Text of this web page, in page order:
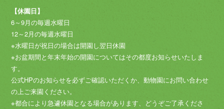
【休園日】
6～9月の毎週水曜日
12～2月の毎週水曜日
※水曜日が祝日の場合は開園し翌日休園
※お盆期間と年末年始の開園についてはその都度お知らせいたしま
す。
公式HPのお知らせを必ずご確認いただくか、動物園にお問い合わせ
の上ご来園ください。
※都合により急遽休園となる場合があります、どうぞご了承くださ